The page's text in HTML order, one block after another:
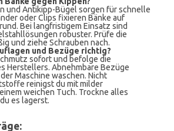
und Antikipp-Bügel sorgen für schnelle
oder Clips fixieren Bänke auf
Bei langfristigem Einsatz sind
robuster. Prüfe die
und ziehe Schrauben nach.
und Bezüge richtig?
sofort und befolge die
Herstellers. Abnehmbare Bezüge
Maschine waschen. Nicht
reinigst du mit milder
weichen Tuch. Trockne alles
es lagerst.